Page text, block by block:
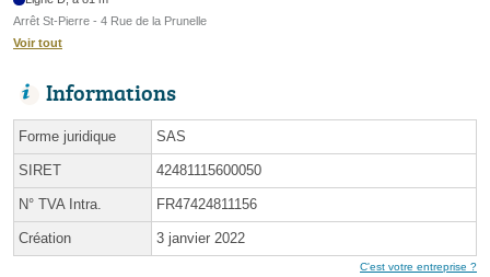
Arrêt St-Pierre - 4 Rue de la Prunelle
Voir tout
Informations
Forme juridique SAS
SIRET 42481115600050
N° TVA Intra. FR47424811156
Création 3 janvier 2022
C'est votre entreprise ?